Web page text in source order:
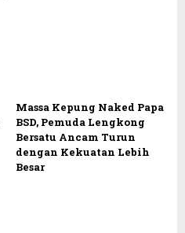
Massa Kepung Naked Papa
BSD, Pemuda Lengkong
Bersatu Ancam Turun
dengan Kekuatan Lebih
Besar